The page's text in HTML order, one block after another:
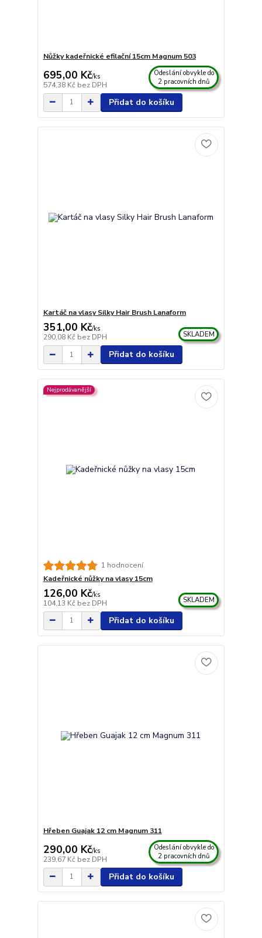
Nůžky kadeřnické efilační 15cm Magnum 503
695,00 Kč/ks
574,38 Kč bez DPH
Odeslání obvykle do
2 pracovních dnů
Přidat do košíku
Kartáč na vlasy Silky Hair Brush Lanaform
351,00 Kč/ks
290,08 Kč bez DPH SKLADEM
Přidat do košíku
Nejprodávanější
1 hodnocení
Kadeřnické nůžky na vlasy 15cm
126,00 Kč/ks
104,13 Kč bez DPH SKLADEM
Přidat do košíku
Hřeben Guajak 12 cm Magnum 311
290,00 Kč/ks
239,67 Kč bez DPH
Odeslání obvykle do
2 pracovních dnů
Přidat do košíku